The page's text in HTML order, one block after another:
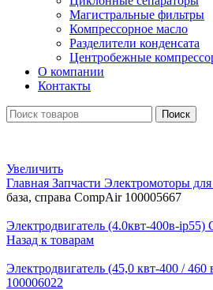
Магистральные фильтры
Компрессорное масло
Разделители конденсата
Центробежные
О компании
Контакты
Поиск
Увеличить
Главная Запчасти Электромоторы
база, справа CompAir 100005667
Электродвигатель (4.0квт-400в-ip55)
Назад к товарам
Электродвигатель (45,0 квт-400 /
100006022